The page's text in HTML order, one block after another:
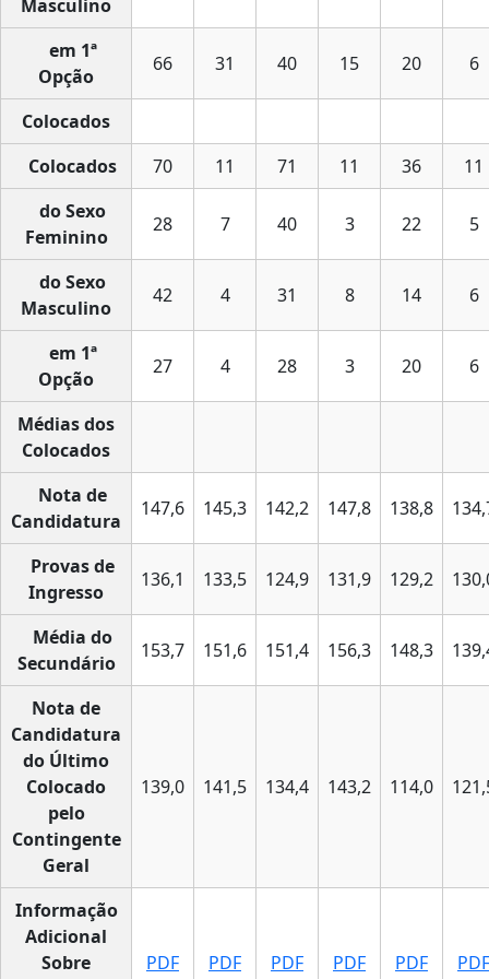
Masculino
em 1ª
Opção
66 31 40 15 20 6
Colocados
Colocados
70 11 71 11 36
11
do Sexo
Feminino
28 7 40 3 22 5
do Sexo
Masculino
42 4 31 8 14 6
em 1ª
Opção
27 4 28 3 20 6
Médias dos
Colocados
Nota de
Candidatura
147,6 145,3 142,2 147,8 138,8
Provas de
Ingresso
136,1 133,5 124,9 131,9 129,2
Média do
Secundário
153,7 151,6 151,4 156,3 148,3
Nota de
Candidatura
do Último
Colocado
pelo
Contingente
Geral
139,0 141,5 134,4 143,2 114,0
Informação
Adicional
Sobre
PDF PDF PDF PDF PDF PDF